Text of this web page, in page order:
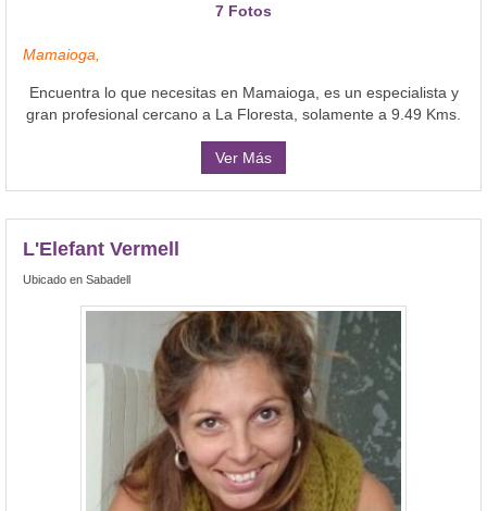
7 Fotos
Mamaioga,
Encuentra lo que necesitas en Mamaioga, es un especialista y
gran profesional cercano a La Floresta, solamente a 9.49 Kms.
Ver Más
L'Elefant Vermell
Ubicado en Sabadell